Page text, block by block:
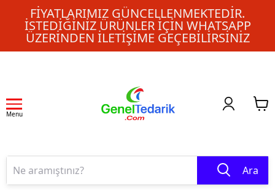
FIYATLARIMIZ GÜNCELLENMEKTEDIR.
İSTEDIĞINIZ ÜRÜNLER IÇIN WHATSAPP
ÜZERINDEN ILETIŞIME GEÇEBILIRSINIZ
Menu
Ara